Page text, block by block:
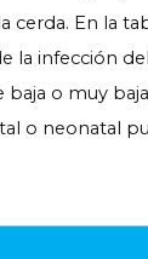
En la
la infección
o muy
o neonatal